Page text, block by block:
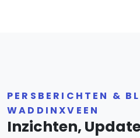
PERSBERICHTEN &
WADDINXVEEN
Inzichten,